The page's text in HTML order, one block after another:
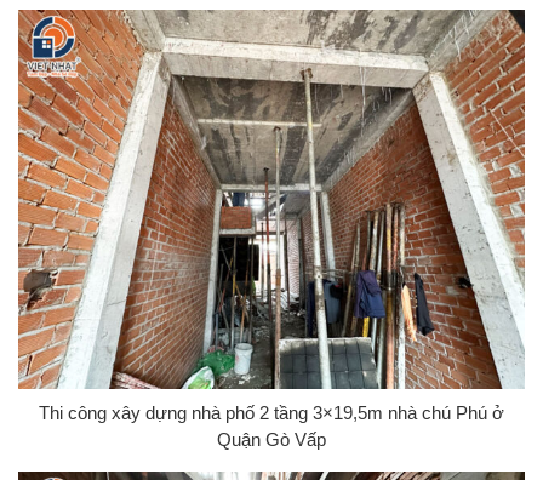
Thi công xây dựng nhà phố 2 tầng 3×19,5m nhà chú Phú ở
Quận Gò Vấp